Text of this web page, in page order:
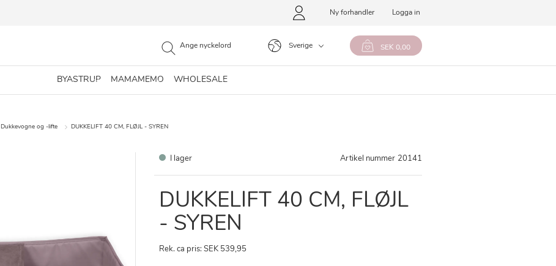
Ny forhandler Logga in
Sverige SEK 0,00
BYASTRUP MAMAMEMO WHOLESALE
Dukkevogne og -lifte DUKKELIFT 40 CM, FLØJL - SYREN
I lager Artikel nummer 20141
DUKKELIFT 40 CM, FLØJL
- SYREN
Rek. ca pris: SEK 539,95